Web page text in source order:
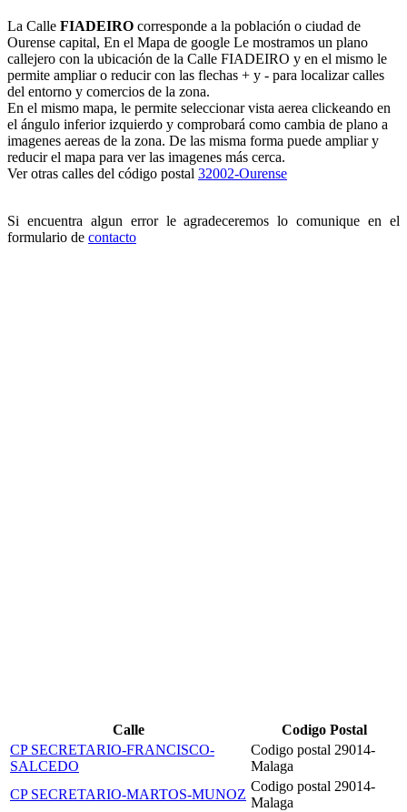
La Calle FIADEIRO corresponde a la población o ciudad de
Ourense capital, En el Mapa de google Le mostramos un plano
callejero con la ubicación de la Calle FIADEIRO y en el mismo le
permite ampliar o reducir con las flechas + y - para localizar calles
del entorno y comercios de la zona.
En el mismo mapa, le permite seleccionar vista aerea clickeando en
el ángulo inferior izquierdo y comprobará como cambia de plano a
imagenes aereas de la zona. De las misma forma puede ampliar y
reducir el mapa para ver las imagenes más cerca.
Ver otras calles del código postal 32002-Ourense
Si encuentra algun error le agradeceremos lo comunique en el
formulario de contacto
Calle
Codigo Postal
CP SECRETARIO-FRANCISCO-
SALCEDO
Codigo postal 29014-
Malaga
CP SECRETARIO-MARTOS-MUNOZ
Codigo postal 29014-
Malaga